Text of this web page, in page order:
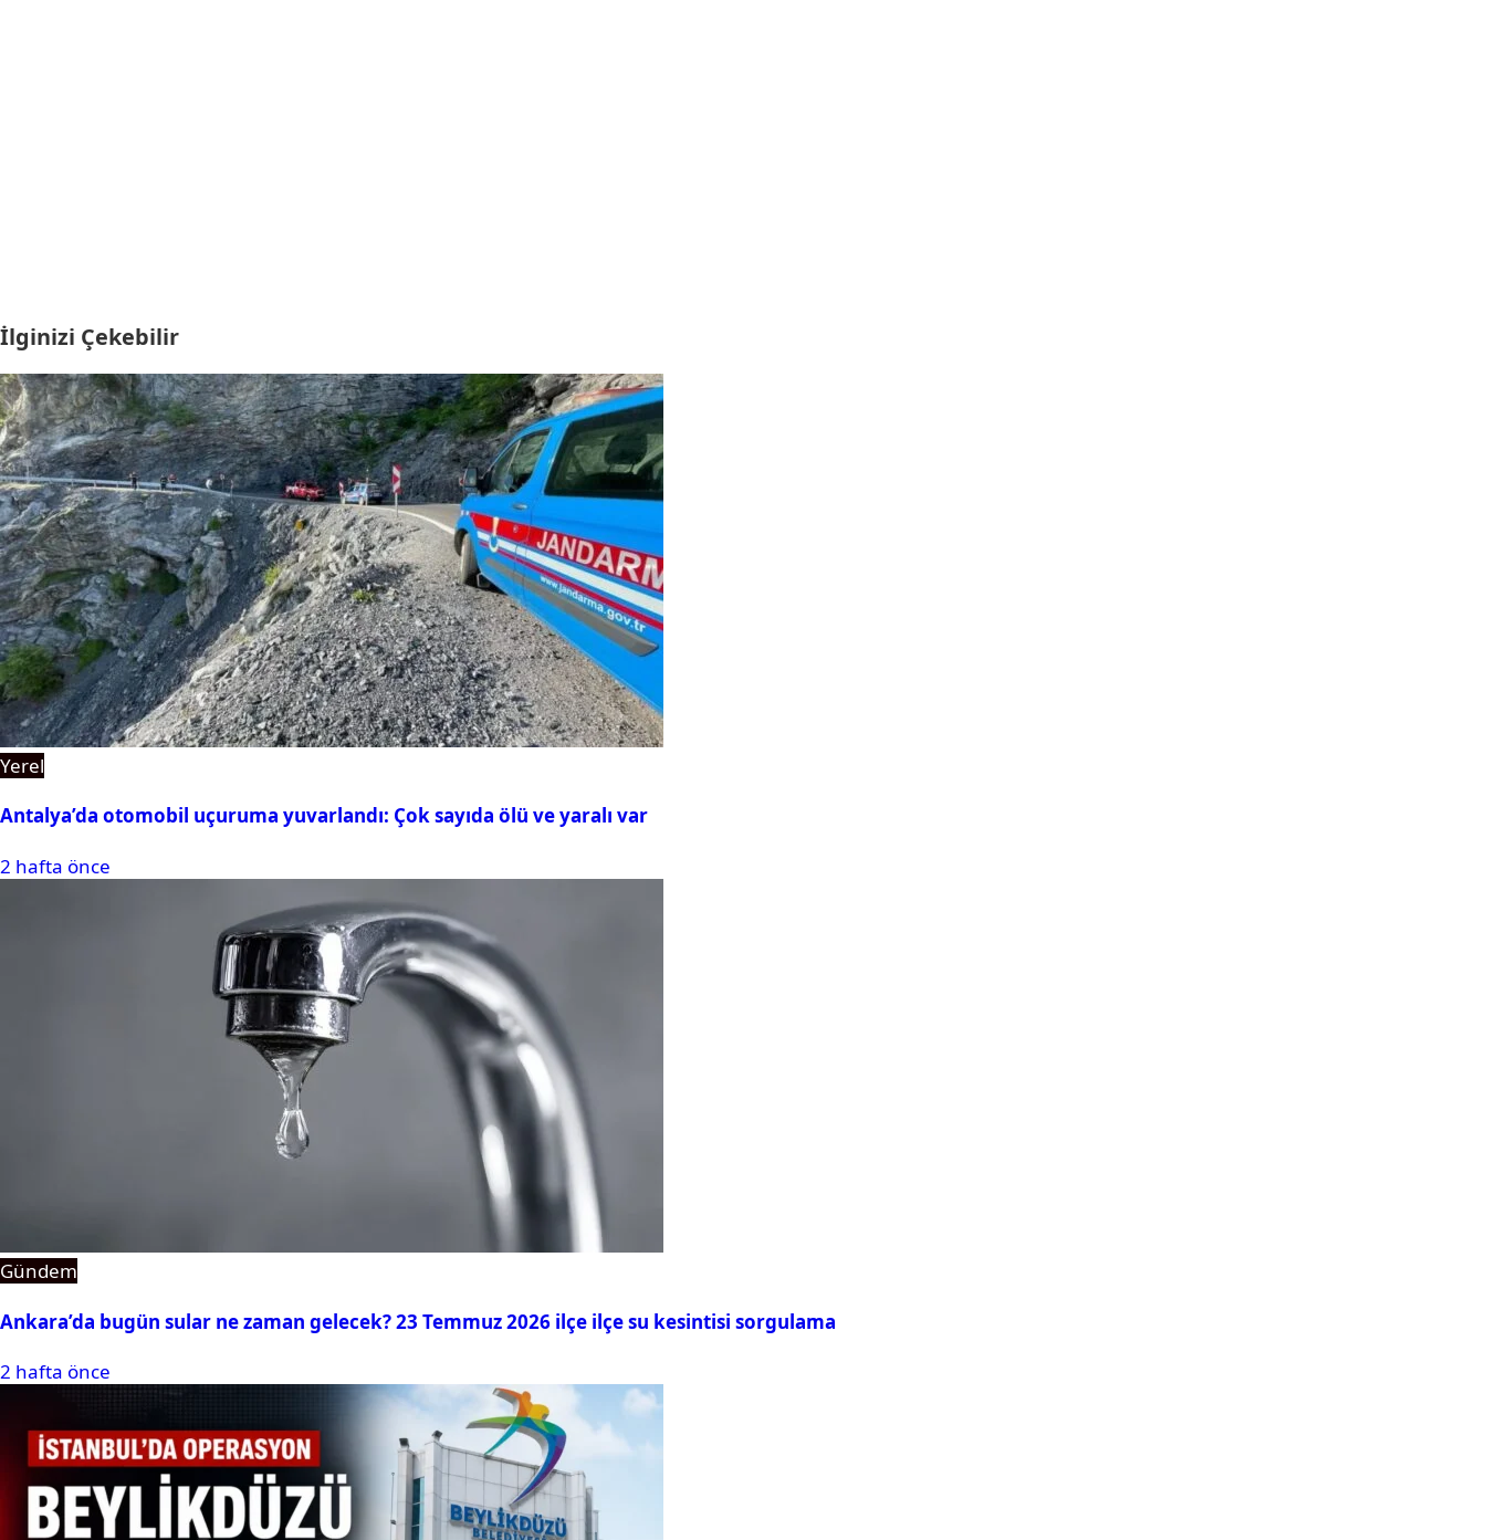
İlginizi Çekebilir
Yerel
Antalya’da otomobil uçuruma yuvarlandı: Çok sayıda ölü ve yaralı var
2 hafta önce
Gündem
Ankara’da bugün sular ne zaman gelecek? 23 Temmuz 2026 ilçe ilçe su kesintisi sorgulama
2 hafta önce